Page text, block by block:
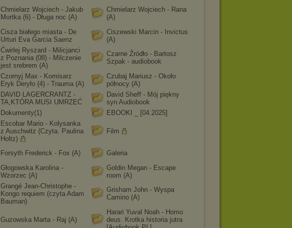
Chmielarz Wojciech - Jakub
Mortka (6) - Długa noc (A)
Chmielarz Wojciech - Rana
(A)
Cisza białego miasta - De
Urturi Eva Garcia Saenz
Ciszewski Marcin - Invictus
(A)
Ćwirlej Ryszard - Milicjanci
z Poznania (08) - Milczenie
jest srebrem (A)
Czarne Źródło - Bartosz
Szpak - audiobook
Czornyj Max - Komisarz
Eryk Deryło (4) - Trauma (A)
Czubaj Mariusz - Około
północy (A)
DAVID LAGERCRANTZ -
TA,KTÓRA MUSI UMRZEĆ
David Sheff - Mój piękny
syn Audiobook
Dokumenty(1) EBOOKI _ [04.2025]
Escobar Mario - Kolysanka
z Auschwitz (Czyta. Paulina
Holtz)
Film
Forsyth Frederick - Fox (A) Galeria
Głogowska Karolina -
Wzorzec (A)
Goldin Megan - Escape
room (A)
Grangé Jean-Christophe -
Kongo requiem (czyta Adam
Bauman)
Grisham John - Wyspa
Camino (A)
Guzowska Marta - Raj (A)
Harari Yuval Noah - Homo
deus. Krotka historia jutra